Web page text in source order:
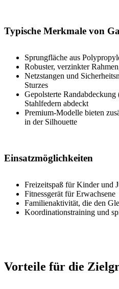
Typische Merkmale von
Sprungfläche aus
Robuster, verzinkter
Netzstangen und
Sturzes
Gepolsterte
Stahlfedern abdeckt
Premium-Modelle bieten
in der Silhouette
Einsatzmöglichkeiten
Freizeitspaß für Kinder und
Fitnessgerät für Erwachsene
Familienaktivität, die den
Koordinationstraining und
Vorteile für die